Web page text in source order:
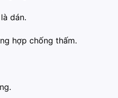
dán.
hợp chống thấm.